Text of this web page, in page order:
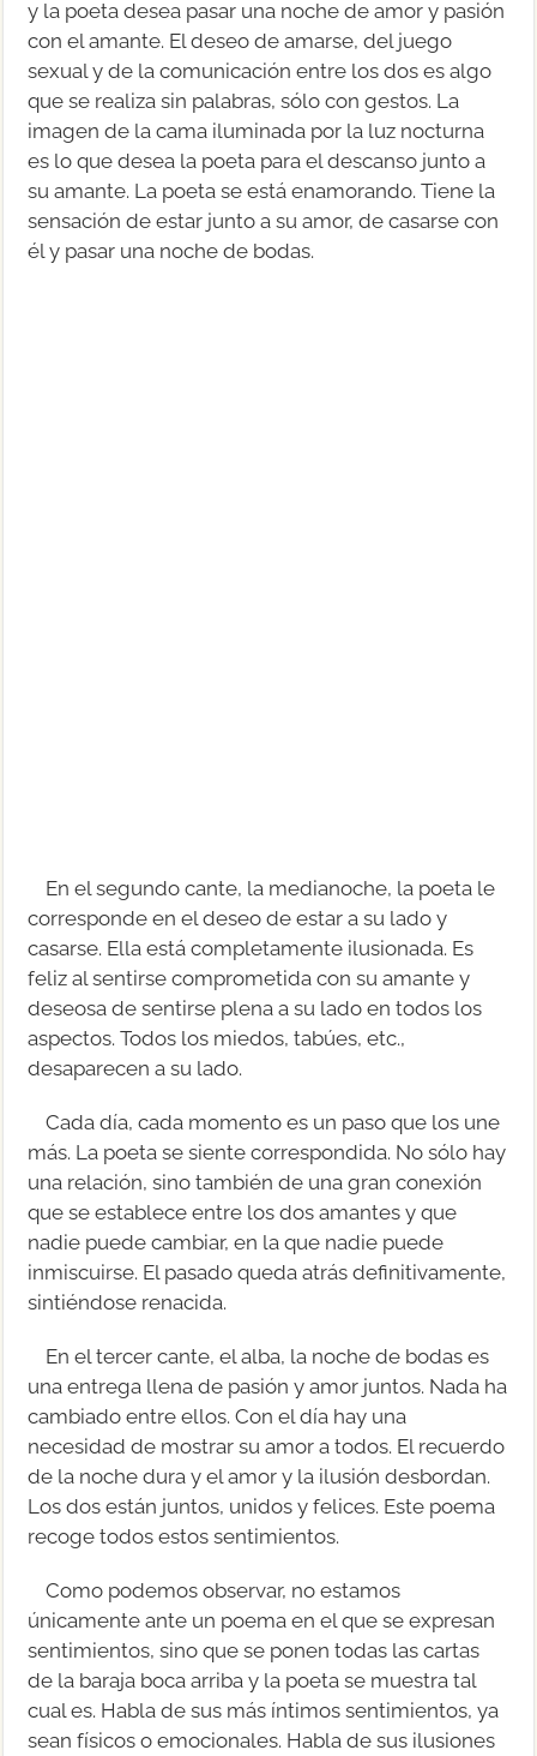
y la poeta desea pasar una noche de amor y pasión
con el amante. El deseo de amarse, del juego
sexual y de la comunicación entre los dos es algo
que se realiza sin palabras, sólo con gestos. La
imagen de la cama iluminada por la luz nocturna
es lo que desea la poeta para el descanso junto a
su amante. La poeta se está enamorando. Tiene la
sensación de estar junto a su amor, de casarse con
él y pasar una noche de bodas.
En el segundo cante, la medianoche, la poeta le
corresponde en el deseo de estar a su lado y
casarse. Ella está completamente ilusionada. Es
feliz al sentirse comprometida con su amante y
deseosa de sentirse plena a su lado en todos los
aspectos. Todos los miedos, tabúes, etc.,
desaparecen a su lado.
Cada día, cada momento es un paso que los une
más. La poeta se siente correspondida. No sólo hay
una relación, sino también de una gran conexión
que se establece entre los dos amantes y que
nadie puede cambiar, en la que nadie puede
inmiscuirse. El pasado queda atrás definitivamente,
sintiéndose renacida.
En el tercer cante, el alba, la noche de bodas es
una entrega llena de pasión y amor juntos. Nada ha
cambiado entre ellos. Con el día hay una
necesidad de mostrar su amor a todos. El recuerdo
de la noche dura y el amor y la ilusión desbordan.
Los dos están juntos, unidos y felices. Este poema
recoge todos estos sentimientos.
Como podemos observar, no estamos
únicamente ante un poema en el que se expresan
sentimientos, sino que se ponen todas las cartas
de la baraja boca arriba y la poeta se muestra tal
cual es. Habla de sus más íntimos sentimientos, ya
sean físicos o emocionales. Habla de sus ilusiones